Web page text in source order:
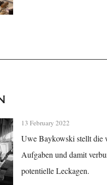
13 February 2022
Uwe Baykowski stellt die
Aufgaben und damit
potentielle Leckagen.